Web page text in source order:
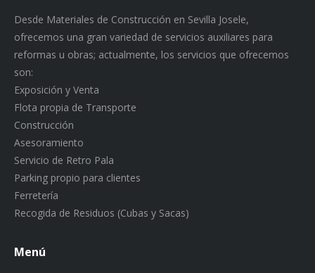
Desde Materiales de Construcción en Sevilla Josele,
ofrecemos una gran variedad de servicios auxiliares para
reformas u obras; actualmente, los servicios que ofrecemos
son:
Exposición y Venta
Flota propia de Transporte
Construcción
Asesoramiento
Servicio de Retro Pala
Parking propio para clientes
Ferretería
Recogida de Residuos (Cubas y Sacas)
Menú